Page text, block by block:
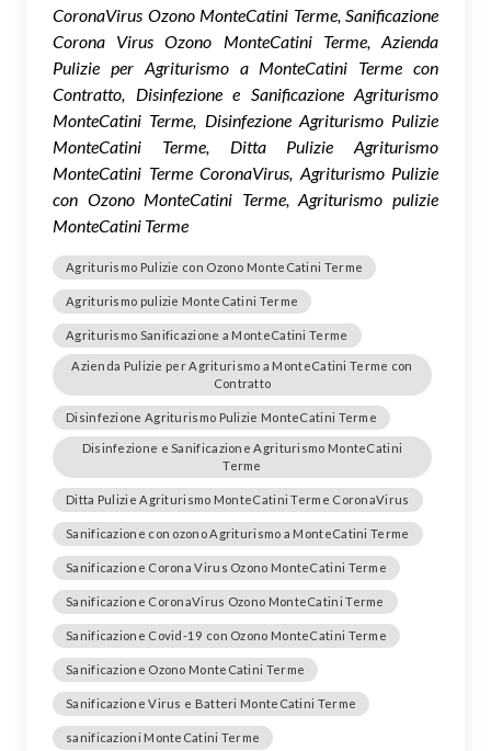
CoronaVirus Ozono MonteCatini Terme, Sanificazione
Corona Virus Ozono MonteCatini Terme, Azienda
Pulizie per Agriturismo a MonteCatini Terme con
Contratto, Disinfezione e Sanificazione Agriturismo
MonteCatini Terme, Disinfezione Agriturismo Pulizie
MonteCatini Terme, Ditta Pulizie Agriturismo
MonteCatini Terme CoronaVirus, Agriturismo Pulizie
con Ozono MonteCatini Terme, Agriturismo pulizie
MonteCatini Terme
Agriturismo Pulizie con Ozono MonteCatini Terme
Agriturismo pulizie MonteCatini Terme
Agriturismo Sanificazione a MonteCatini Terme
Azienda Pulizie per Agriturismo a MonteCatini Terme con
Contratto
Disinfezione Agriturismo Pulizie MonteCatini Terme
Disinfezione e Sanificazione Agriturismo MonteCatini
Terme
Ditta Pulizie Agriturismo MonteCatini Terme CoronaVirus
Sanificazione con ozono Agriturismo a MonteCatini Terme
Sanificazione Corona Virus Ozono MonteCatini Terme
Sanificazione CoronaVirus Ozono MonteCatini Terme
Sanificazione Covid-19 con Ozono MonteCatini Terme
Sanificazione Ozono MonteCatini Terme
Sanificazione Virus e Batteri MonteCatini Terme
sanificazioni MonteCatini Terme